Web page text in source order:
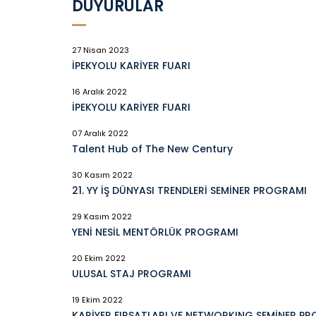
DUYURULAR
27 Nisan 2023
İPEKYOLU KARİYER FUARI
16 Aralık 2022
İPEKYOLU KARİYER FUARI
07 Aralık 2022
Talent Hub of The New Century
30 Kasım 2022
21. YY İŞ DÜNYASI TRENDLERİ SEMİNER PROGRAMI
29 Kasım 2022
YENİ NESİL MENTÖRLÜK PROGRAMI
20 Ekim 2022
ULUSAL STAJ PROGRAMI
19 Ekim 2022